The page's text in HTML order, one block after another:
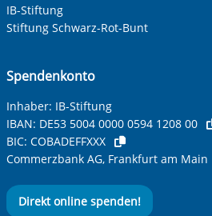
IB-Stiftung
Stiftung Schwarz-Rot-Bunt
Spendenkonto
Inhaber: IB-Stiftung
IBAN: DE53 5004 0000 0594 1208 00
BIC: COBADEFFXXX
Commerzbank AG, Frankfurt am Main
Direkt online spenden!